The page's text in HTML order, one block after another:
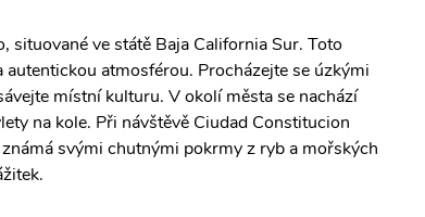
situované ve státě Baja California Sur. Toto
atmosférou. Procházejte se úzkými
místní kulturu. V okolí města se nachází
na kole. Při návštěvě Ciudad Constitucion
svými chutnými pokrmy z ryb a mořských